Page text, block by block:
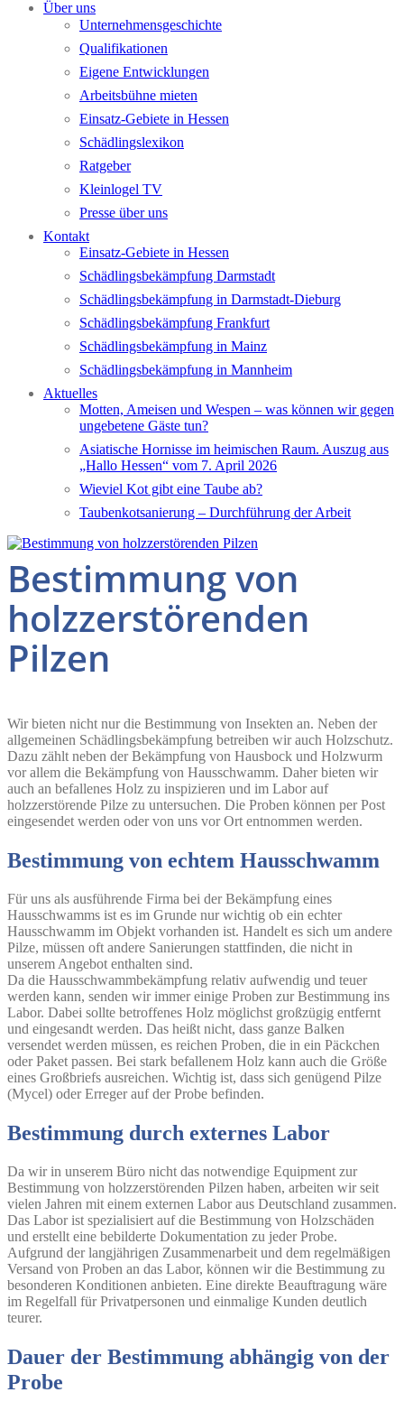
Über uns
Unternehmensgeschichte
Qualifikationen
Eigene Entwicklungen
Arbeitsbühne mieten
Einsatz-Gebiete in Hessen
Schädlingslexikon
Ratgeber
Kleinlogel TV
Presse über uns
Kontakt
Einsatz-Gebiete in Hessen
Schädlingsbekämpfung Darmstadt
Schädlingsbekämpfung in Darmstadt-Dieburg
Schädlingsbekämpfung Frankfurt
Schädlingsbekämpfung in Mainz
Schädlingsbekämpfung in Mannheim
Aktuelles
Motten, Ameisen und Wespen – was können wir gegen
ungebetene Gäste tun?
Asiatische Hornisse im heimischen Raum. Auszug aus
„Hallo Hessen“ vom 7. April 2026
Wieviel Kot gibt eine Taube ab?
Taubenkotsanierung – Durchführung der Arbeit
Bestimmung von
holzzerstörenden
Pilzen
Wir bieten nicht nur die Bestimmung von Insekten an. Neben der
allgemeinen Schädlingsbekämpfung betreiben wir auch Holzschutz.
Dazu zählt neben der Bekämpfung von Hausbock und Holzwurm
vor allem die Bekämpfung von Hausschwamm. Daher bieten wir
auch an befallenes Holz zu inspizieren und im Labor auf
holzzerstörende Pilze zu untersuchen. Die Proben können per Post
eingesendet werden oder von uns vor Ort entnommen werden.
Bestimmung von echtem Hausschwamm
Für uns als ausführende Firma bei der Bekämpfung eines
Hausschwamms ist es im Grunde nur wichtig ob ein echter
Hausschwamm im Objekt vorhanden ist. Handelt es sich um andere
Pilze, müssen oft andere Sanierungen stattfinden, die nicht in
unserem Angebot enthalten sind.
Da die Hausschwammbekämpfung relativ aufwendig und teuer
werden kann, senden wir immer einige Proben zur Bestimmung ins
Labor. Dabei sollte betroffenes Holz möglichst großzügig entfernt
und eingesandt werden. Das heißt nicht, dass ganze Balken
versendet werden müssen, es reichen Proben, die in ein Päckchen
oder Paket passen. Bei stark befallenem Holz kann auch die Größe
eines Großbriefs ausreichen. Wichtig ist, dass sich genügend Pilze
(Mycel) oder Erreger auf der Probe befinden.
Bestimmung durch externes Labor
Da wir in unserem Büro nicht das notwendige Equipment zur
Bestimmung von holzzerstörenden Pilzen haben, arbeiten wir seit
vielen Jahren mit einem externen Labor aus Deutschland zusammen.
Das Labor ist spezialisiert auf die Bestimmung von Holzschäden
und erstellt eine bebilderte Dokumentation zu jeder Probe.
Aufgrund der langjährigen Zusammenarbeit und dem regelmäßigen
Versand von Proben an das Labor, können wir die Bestimmung zu
besonderen Konditionen anbieten. Eine direkte Beauftragung wäre
im Regelfall für Privatpersonen und einmalige Kunden deutlich
teurer.
Dauer der Bestimmung abhängig von der
Probe